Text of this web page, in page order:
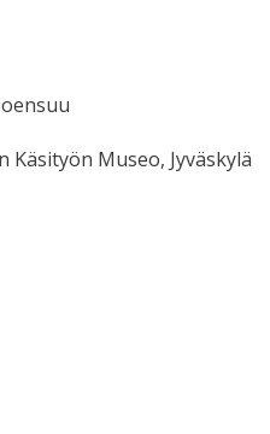
Käsityön Museo, Jyväskylä